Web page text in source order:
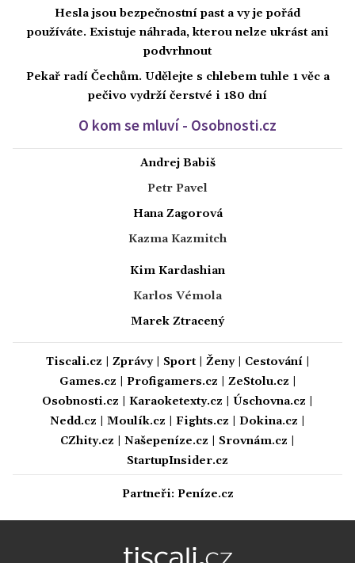
Hesla jsou bezpečnostní past a vy je pořád
používáte. Existuje náhrada, kterou nelze ukrást ani
podvrhnout
Pekař radí Čechům. Udělejte s chlebem tuhle 1 věc a
pečivo vydrží čerstvé i 180 dní
O kom se mluví - Osobnosti.cz
Andrej Babiš
Petr Pavel
Hana Zagorová
Kazma Kazmitch
Kim Kardashian
Karlos Vémola
Marek Ztracený
Tiscali.cz Zprávy| Sport| Ženy| Cestování|
Games.cz
Profigamers.cz ZeStolu.cz
Osobnosti.cz
Karaoketexty.cz Úschovna.cz
Nedd.cz
Moulík.cz Fights.cz Dokina.cz
CZhity.cz
Našepeníze.cz Srovnám.cz
StartupInsider.cz
Partneři: Peníze.cz